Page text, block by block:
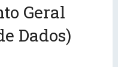
Geral
Dados)